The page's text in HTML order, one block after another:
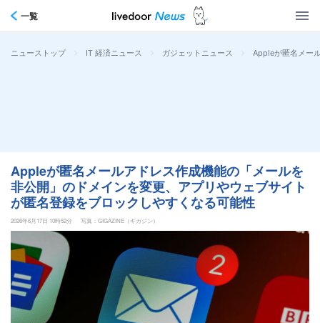
一覧
ニューストップ > IT 経済ニュース > ガジェットニュース > Appleが匿名メー
Appleが匿名メールアドレス作成機能の「メールを
非公開」のドメインを変更、アプリやウェブサイト
が匿名登録をブロックしやすくなる可能性
2026年6月17日 10時52分 写真：GIGAZINE（ギガジン）